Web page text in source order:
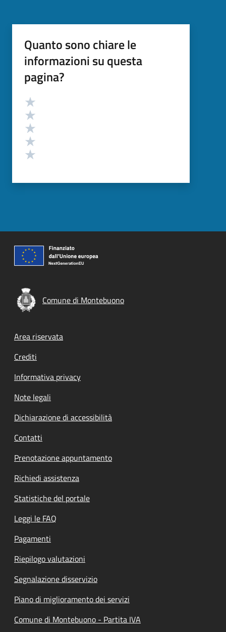
Quanto sono chiare le
informazioni su questa
pagina?
Valutazione
Comune di Montebuono
Footer menu
Area riservata
Crediti
Informativa privacy
Note legali
Dichiarazione di accessibilità
Contatti
Prenotazione appuntamento
Richiedi assistenza
Statistiche del portale
Leggi le FAQ
Pagamenti
Riepilogo valutazioni
Segnalazione disservizio
Piano di miglioramento dei servizi
Comune di Montebuono - Partita IVA